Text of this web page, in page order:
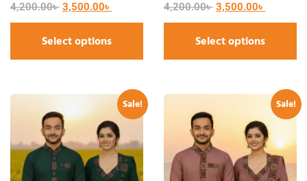
4,200.00৳ 3,500.00৳
Select options
4,200.00৳ 3,500.00৳
Select options
Sale! Sale!